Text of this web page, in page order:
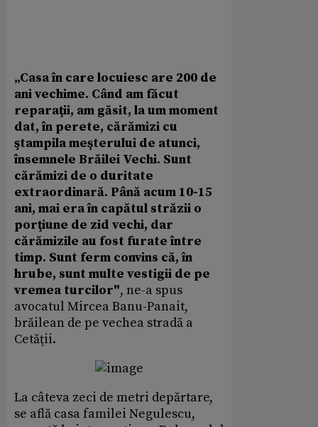
„Casa în care locuiesc are 200 de
ani vechime. Când am făcut
reparaţii, am găsit, la um moment
dat, în perete, cărămizi cu
ştampila meşterului de atunci,
însemnele Brăilei Vechi. Sunt
cărămizi de o duritate
extraordinară. Până acum 10-15
ani, mai era în capătul străzii o
porţiune de zid vechi, dar
cărămizile au fost furate între
timp. Sunt ferm convins că, în
hrube, sunt multe vestigii de pe
vremea turcilor", ne-a spus
avocatul Mircea Banu-Panait,
brăilean de pe vechea stradă a
Cetăţii.
La câteva zeci de metri depărtare,
se află casa familei Negulescu,